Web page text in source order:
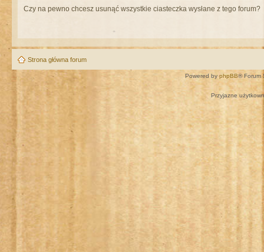
Czy na pewno chcesz usunąć wszystkie ciasteczka wysłane z tego forum?
Strona główna forum
Powered by phpBB® Forum
Przyjazne